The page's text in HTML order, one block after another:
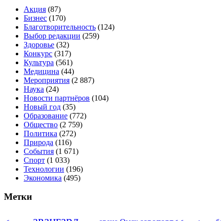
Акция (87)
Бизнес (170)
Благотворительность (124)
Выбор редакции (259)
Здоровье (32)
Конкурс (317)
Культура (561)
Медицина (44)
Мероприятия (2 887)
Наука (24)
Новости партнёров (104)
Новый год (35)
Образование (772)
Общество (2 759)
Политика (272)
Природа (116)
События (1 671)
Спорт (1 033)
Технологии (196)
Экономика (495)
Метки